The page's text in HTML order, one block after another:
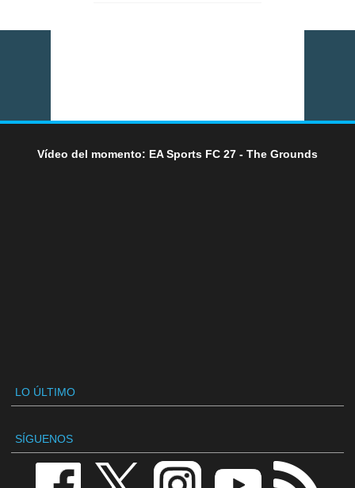
Vídeo del momento: EA Sports FC 27 - The Grounds
LO ÚLTIMO
SÍGUENOS